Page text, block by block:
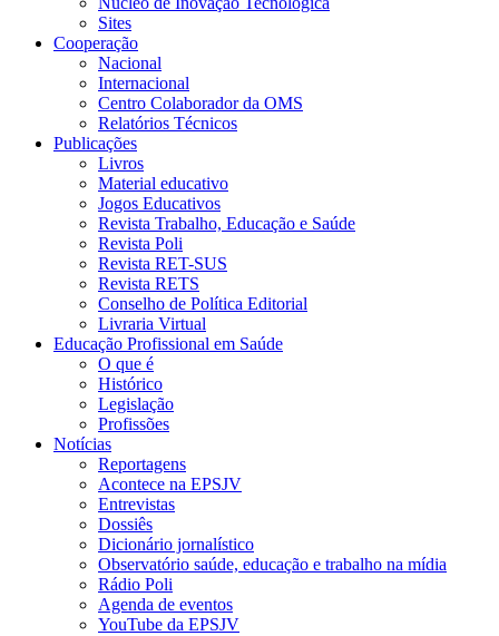
Sites
Cooperação
Nacional
Internacional
Centro Colaborador da OMS
Relatórios Técnicos
Publicações
Livros
Material educativo
Jogos Educativos
Revista Trabalho, Educação e Saúde
Revista Poli
Revista RET-SUS
Revista RETS
Conselho de Política Editorial
Livraria Virtual
Educação Profissional em Saúde
O que é
Histórico
Legislação
Profissões
Notícias
Reportagens
Acontece na EPSJV
Entrevistas
Dossiês
Dicionário jornalístico
Observatório saúde, educação e trabalho na mídia
Rádio Poli
Agenda de eventos
YouTube da EPSJV